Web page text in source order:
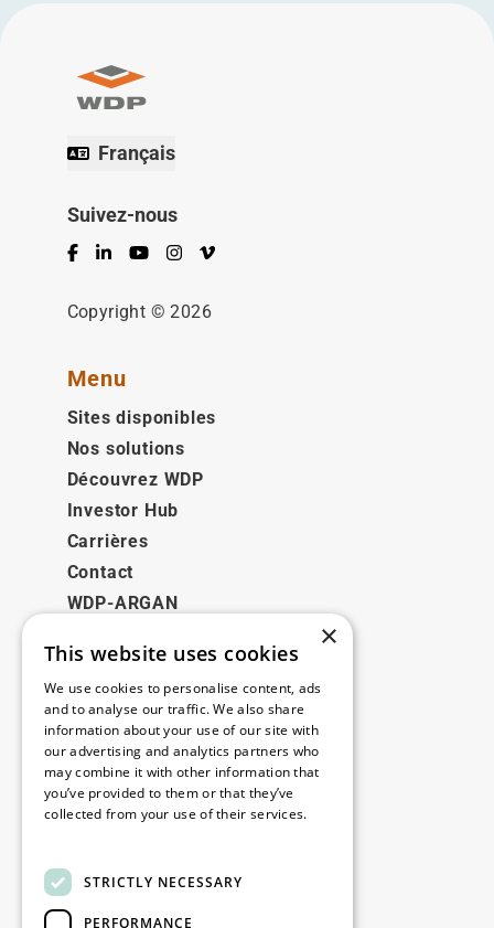
Français
Suivez-nous
Facebook
LinkedInYouTubeInstagram
Vimeo
Copyright © 2026
Menu
Sites disponibles
Nos solutions
Découvrez WDP
Investor Hub
Carrières
Contact
WDP-ARGAN
Juridique
Disclaimer
Politique de confidentialité
Cookie Policy
Contact
×
This website uses cookies
We use cookies to personalise content, ads
and to analyse our traffic. We also share
information about your use of our site with
our advertising and analytics partners who
may combine it with other information that
you’ve provided to them or that they’ve
collected from your use of their services.
STRICTLY NECESSARY
PERFORMANCE